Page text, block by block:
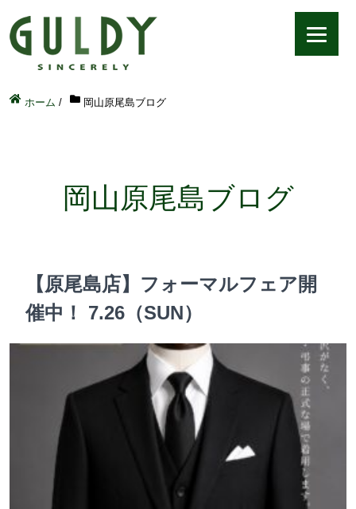
ホーム / 岡山原尾島ブログ
岡山原尾島ブログ
【原尾島店】フォーマルフェア開
催中！ 7.26（SUN）